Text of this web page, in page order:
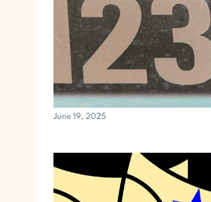
अँजेल नंबर्स क्या हैं और वह क्या संदेश देते हैं ?
June 19, 2025